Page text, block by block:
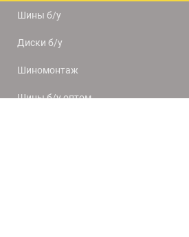
Шины б/у
Диски б/у
Шиномонтаж
Шины б/у оптом